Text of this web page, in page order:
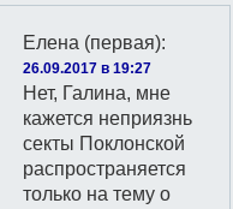
Елена (первая):
26.09.2017 в 19:27
Нет, Галина, мне
кажется неприязнь
секты Поклонской
распространяется
только на тему о